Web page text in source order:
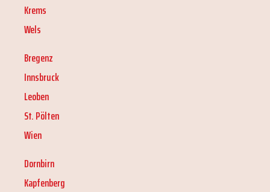
Krems
Wels
Bregenz
Innsbruck
Leoben
St. Pölten
Wien
Dornbirn
Kapfenberg